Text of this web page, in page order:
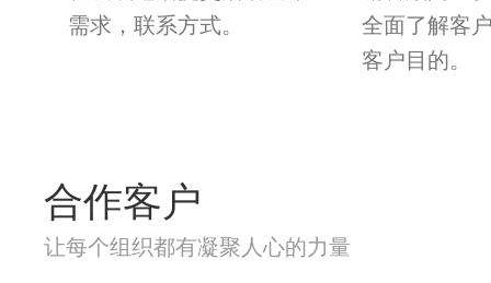
需求，联系方式。
全面了解客
客户目的。
合作客户
让每个组织都有凝聚人心的力量